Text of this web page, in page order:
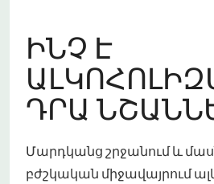
ԻՆՉ Է
ԴՐԱ
Մարդկանց շրջանում և
բժշկական միջավայրում